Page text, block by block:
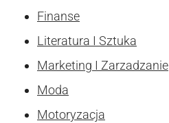
Finanse
Literatura I Sztuka
Marketing I Zarzadzanie
Moda
Motoryzacja